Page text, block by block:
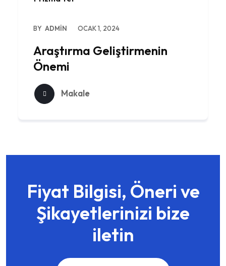
BY ADMIN OCAK 1, 2024
Araştırma Geliştirmenin
Önemi
Makale
Fiyat Bilgisi, Öneri ve
Şikayetlerinizi bize
iletin